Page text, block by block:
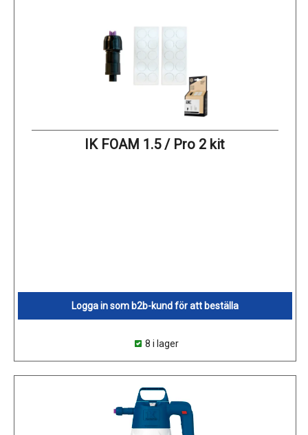
IK FOAM 1.5 / Pro 2 kit
Logga in som b2b-kund för att beställa
8 i lager